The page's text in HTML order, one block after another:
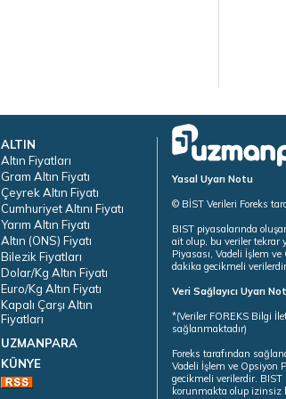
ALTIN
Altın Fiyatları
Gram Altın Fiyatı
Çeyrek Altın Fiyatı
Cumhuriyet Altını Fiyatı
Yarım Altın Fiyatı
Altın (ONS) Fiyatı
Bilezik Fiyatları
Dolar/Kg Altın Fiyatı
Euro/Kg Altın Fiyatı
Kapalı Çarşı Altın
Fiyatları
UZMANPARA
KÜNYE
Yasal Uyarı Notu
© BİST Verileri Foreks
BIST piyasalarında
ait olup, bu veriler tekrar
Piyasası, Vadeli İşlem
dakika gecikmeli
Veri Sağlayıcı Uyarı
*(Veriler FOREKS Bilgi
sağlanmaktadır)
Foreks tarafından
Vadeli İşlem ve Opsiyon
gecikmeli verilerdir.
korunmakta olup izinsiz